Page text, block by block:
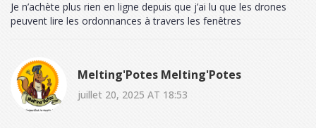
Je n’achète plus rien en ligne depuis que j’ai lu que les drones
peuvent lire les ordonnances à travers les fenêtres
Melting'Potes Melting'Potes
juillet 20, 2025 AT 18:53